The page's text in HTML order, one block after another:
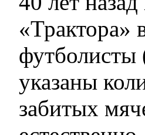
«Трактора»
указаны
забитых